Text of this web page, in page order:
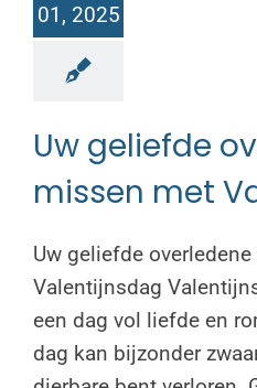
01, 2025
Uw geliefde
missen met
Uw geliefde
Valentijnsdag
een dag vol liefde en
dag kan bijzonder